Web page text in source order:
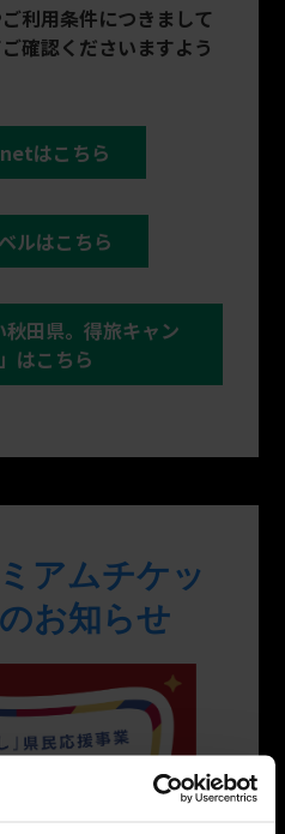
利用条件につきまして
確認くださいますよう
はこちら
ルはこちら
秋田県。得旅キャン
はこちら
アムチケッ
お知らせ